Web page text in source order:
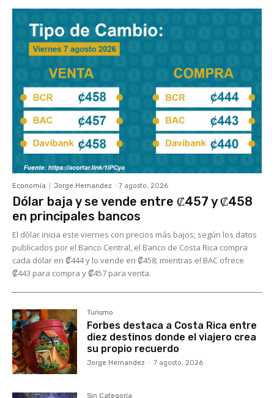
Economía Jorge Hernandez - 7 agosto, 2026
Dólar baja y se vende entre ₡457 y ₡458
en principales bancos
El dólar inicia este viernes con precios más bajos; según los datos
publicados por el Banco Central, el Banco de Costa Rica compra
cada dólar en ₡444 y lo vende en ₡458; mientras el BAC ofrece
₡443 para compra y ₡457 para venta.
Turismo
Forbes destaca a Costa Rica entre
diez destinos donde el viajero crea
su propio recuerdo
Jorge Hernandez - 7 agosto, 2026
Sin Categoría